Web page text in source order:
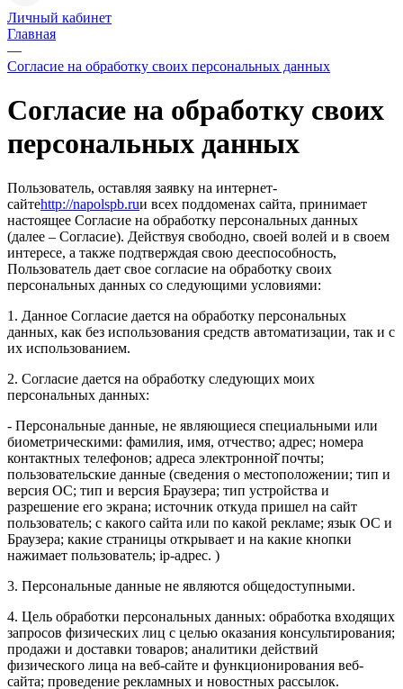
Личный кабинет
Главная
—
Согласие на обработку своих персональных данных
Согласие на обработку своих
персональных данных
Пользователь, оставляя заявку на интернет-
сайтеhttp://napolspb.ruи всех поддоменах сайта, принимает
настоящее Согласие на обработку персональных данных
(далее – Согласие). Действуя свободно, своей волей и в своем
интересе, а также подтверждая свою дееспособность,
Пользователь дает свое согласие на обработку своих
персональных данных со следующими условиями:
1. Данное Согласие дается на обработку персональных
данных, как без использования средств автоматизации, так и с
их использованием.
2. Согласие дается на обработку следующих моих
персональных данных:
- Персональные данные, не являющиеся специальными или
биометрическими: фамилия, имя, отчество; адрес; номера
контактных телефонов; адреса электронной̆ почты;
пользовательские данные (сведения о местоположении; тип и
версия ОС; тип и версия Браузера; тип устройства и
разрешение его экрана; источник откуда пришел на сайт
пользователь; с какого сайта или по какой рекламе; язык ОС и
Браузера; какие страницы открывает и на какие кнопки
нажимает пользователь; ip-адрес. )
3. Персональные данные не являются общедоступными.
4. Цель обработки персональных данных: обработка входящих
запросов физических лиц с целью оказания консультирования;
продажи и доставки товаров; аналитики действий
физического лица на веб-сайте и функционирования веб-
сайта; проведение рекламных и новостных рассылок.